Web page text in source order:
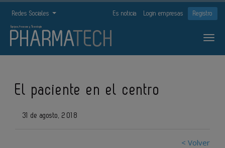
Redes Sociales Es noticia Login empresas Registro
El paciente en el centro
31 de agosto, 2018
< Volver